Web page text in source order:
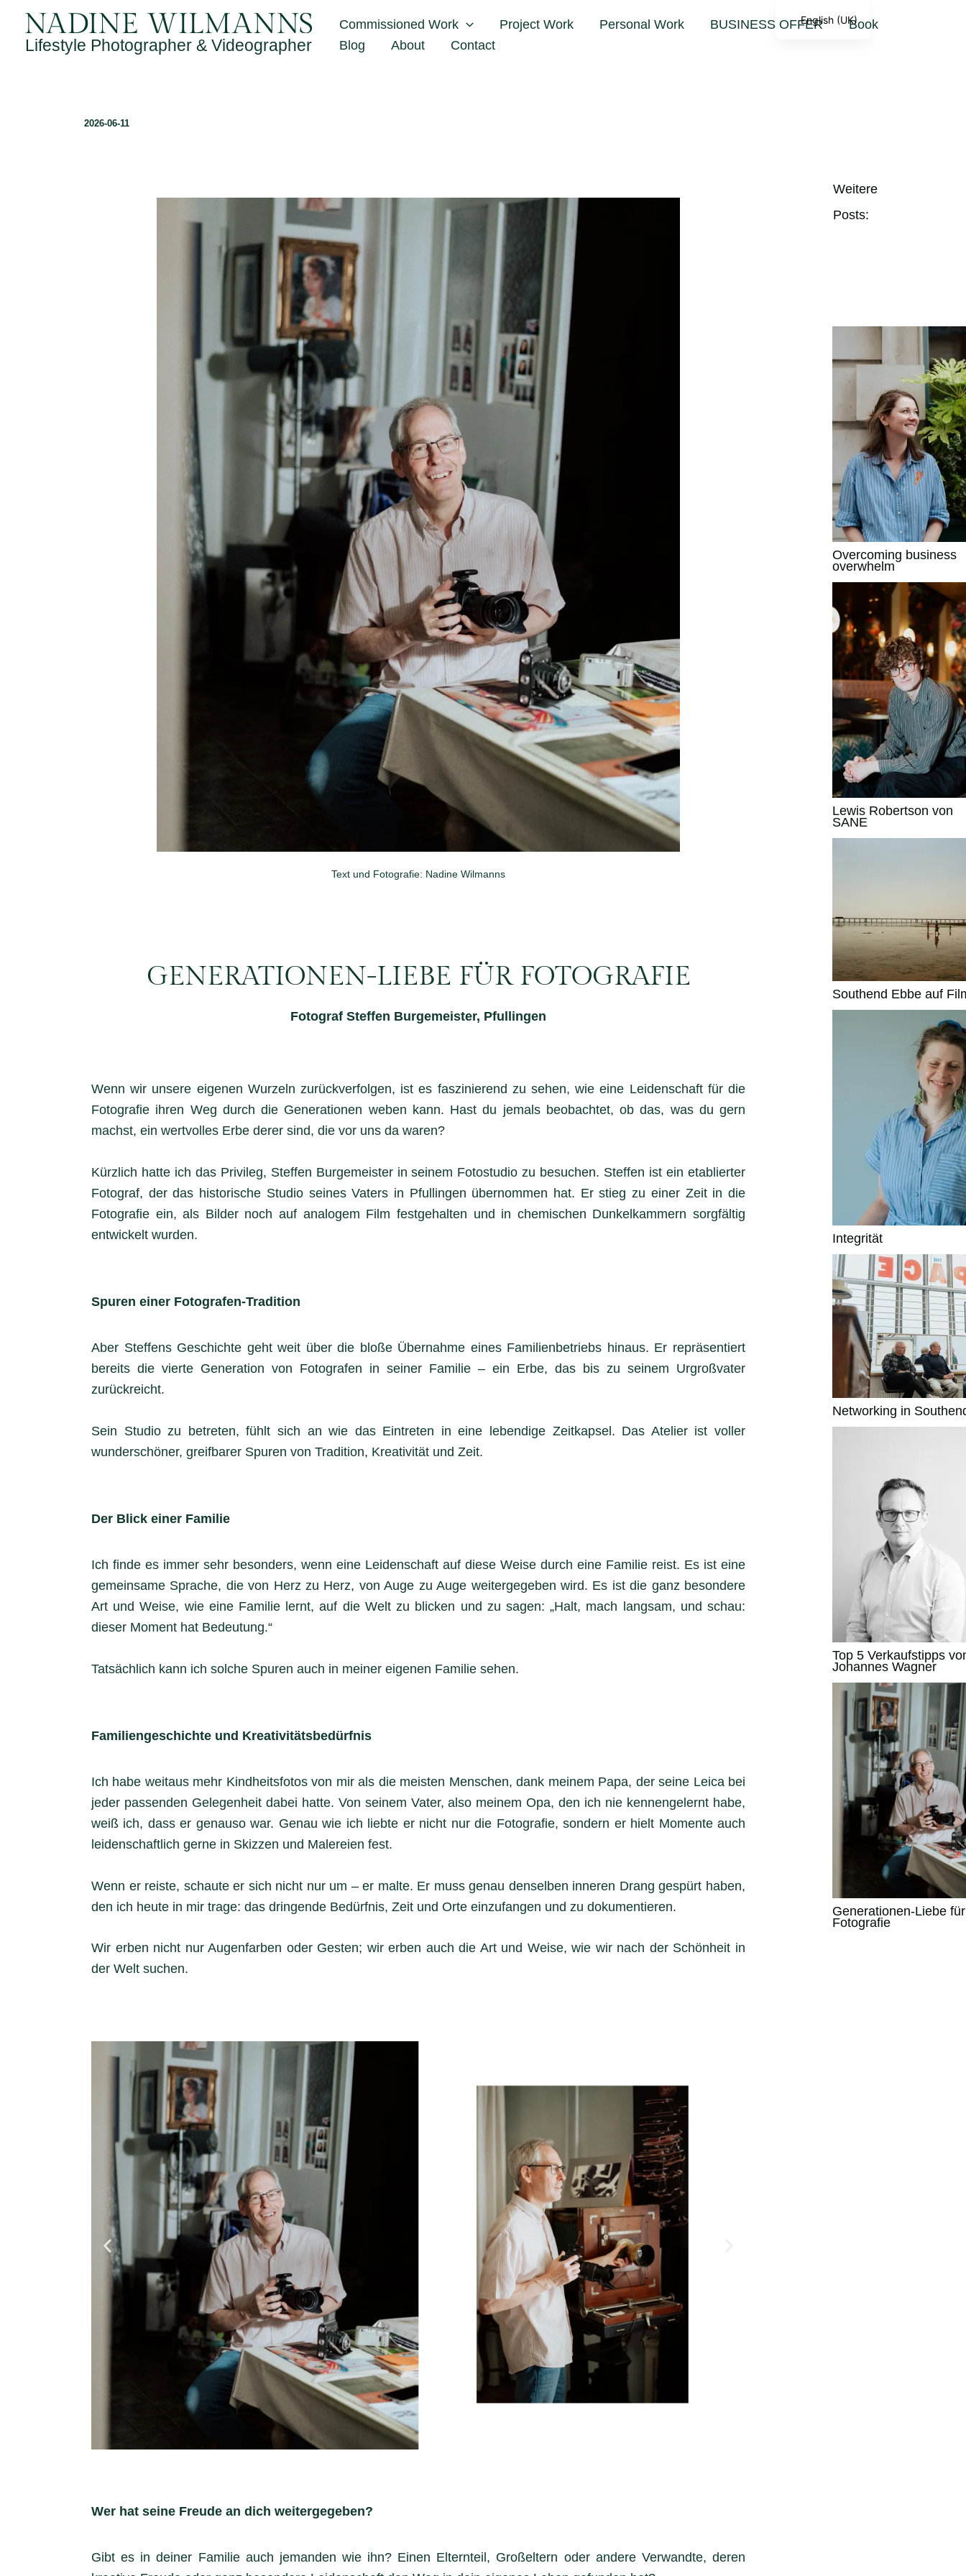
Inhalt
springenLifestyle Photographer & Videographer
Commissioned Work Project Work Personal Work BUSINESS OFFER
Book
Blog
About Contact
Startseite Blog Generationen-Liebe für Fotografie
2026-06-11
Text und Fotografie: Nadine Wilmanns
GENERATIONEN-LIEBE FÜR FOTOGRAFIE
Fotograf Steffen Burgemeister, Pfullingen
Wenn wir unsere eigenen Wurzeln zurückverfolgen, ist es faszinierend zu sehen, wie eine Leidenschaft für die
Fotografie ihren Weg durch die Generationen weben kann. Hast du jemals beobachtet, ob das, was du gern
machst, ein wertvolles Erbe derer sind, die vor uns da waren?
Kürzlich hatte ich das Privileg, Steffen Burgemeister in seinem Fotostudio zu besuchen. Steffen ist ein etablierter
Fotograf, der das historische Studio seines Vaters in Pfullingen übernommen hat. Er stieg zu einer Zeit in die
Fotografie ein, als Bilder noch auf analogem Film festgehalten und in chemischen Dunkelkammern sorgfältig
entwickelt wurden.
Spuren einer Fotografen-Tradition
Aber Steffens Geschichte geht weit über die bloße Übernahme eines Familienbetriebs hinaus. Er repräsentiert
bereits die vierte Generation von Fotografen in seiner Familie – ein Erbe, das bis zu seinem Urgroßvater
zurückreicht.
Sein Studio zu betreten, fühlt sich an wie das Eintreten in eine lebendige Zeitkapsel. Das Atelier ist voller
wunderschöner, greifbarer Spuren von Tradition, Kreativität und Zeit.
Der Blick einer Familie
Ich finde es immer sehr besonders, wenn eine Leidenschaft auf diese Weise durch eine Familie reist. Es ist eine
gemeinsame Sprache, die von Herz zu Herz, von Auge zu Auge weitergegeben wird. Es ist die ganz besondere
Art und Weise, wie eine Familie lernt, auf die Welt zu blicken und zu sagen: „Halt, mach langsam, und schau:
dieser Moment hat Bedeutung.“
Tatsächlich kann ich solche Spuren auch in meiner eigenen Familie sehen.
Familiengeschichte und Kreativitätsbedürfnis
Ich habe weitaus mehr Kindheitsfotos von mir als die meisten Menschen, dank meinem Papa, der seine Leica bei
jeder passenden Gelegenheit dabei hatte. Von seinem Vater, also meinem Opa, den ich nie kennengelernt habe,
weiß ich, dass er genauso war. Genau wie ich liebte er nicht nur die Fotografie, sondern er hielt Momente auch
leidenschaftlich gerne in Skizzen und Malereien fest.
Wenn er reiste, schaute er sich nicht nur um – er malte. Er muss genau denselben inneren Drang gespürt haben,
den ich heute in mir trage: das dringende Bedürfnis, Zeit und Orte einzufangen und zu dokumentieren.
Wir erben nicht nur Augenfarben oder Gesten; wir erben auch die Art und Weise, wie wir nach der Schönheit in
der Welt suchen.
Wer hat seine Freude an dich weitergegeben?
Gibt es in deiner Familie auch jemanden wie ihn? Einen Elternteil, Großeltern oder andere Verwandte, deren
deine
E-
Mail-
Weitere
Posts:
Overcoming business
overwhelm
Lewis Robertson von
SANE
Southend Ebbe auf
Integrität
Networking in
Top 5 Verkaufstipps
Johannes Wagner
Generationen-Liebe für
Fotografie
English (UK)